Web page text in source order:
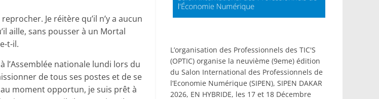
Je réitère qu’il n’y a aucun
aille, sans pousser à un Mortal
t-il.
l’Assemblée nationale lundi lors du
de tous ses postes et de se
moment opportun, je suis prêt à
L’organisation des Professionnels des TIC'S
(OPTIC) organise la neuvième (9eme) édition
du Salon International des Professionnels de
l’Economie Numérique (SIPEN), SIPEN DAKAR
2026, EN HYBRIDE, les 17 et 18 Décembre